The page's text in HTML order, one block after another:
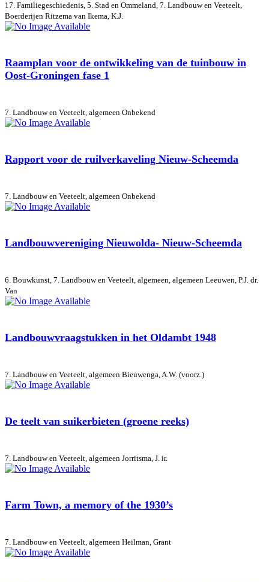
17. Familiegeschiedenis, 5. Stad en Ommeland, 7. Landbouw en Veeteelt,
Boerderijen Ritzema van Ikema, K.J.
Raamplan voor de ontwikkeling van de tuinbouw in
Oost-Groningen fase 1
7. Landbouw en Veeteelt, algemeen Onbekend
Rapport voor de ruilverkaveling Nieuw-Scheemda
7. Landbouw en Veeteelt, algemeen Onbekend
Landbouwvereniging Nieuwolda- Nieuw-Scheemda
6. Bouwkunst, 7. Landbouw en Veeteelt, algemeen, algemeen Leeuwen, P.J. dr.
Van
Landbouwvraagstukken in het Oldambt 1948
7. Landbouw en Veeteelt, algemeen Bieuwenga, A.W. (voorz.)
De teelt van suikerbieten (groene reeks)
7. Landbouw en Veeteelt, algemeen Jorritsma, J. ir.
Farm Town, a memory of the 1930’s
7. Landbouw en Veeteelt, algemeen Heilman, Grant